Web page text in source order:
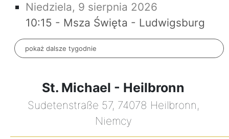
Niedziela, 9 sierpnia 2026
10:15 - Msza Święta - Ludwigsburg
pokaż dalsze tygodnie
St. Michael - Heilbronn
Sudetenstraße 57, 74078 Heilbronn,
Niemcy